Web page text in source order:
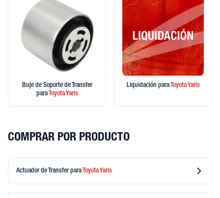
Buje de Soporte de Transfer
para ToyotaYaris
Liquidación para ToyotaYaris
COMPRAR POR PRODUCTO
Actuador de TransferparaToyotaYaris